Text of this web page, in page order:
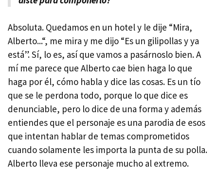
Absoluta. Quedamos en un hotel y le dije “Mira,
Alberto...“, me mira y me dijo “Es un gilipollas y ya
está”. Sí, lo es, así que vamos a pasárnoslo bien. A
mí me parece que Alberto cae bien haga lo que
haga por él, cómo habla y dice las cosas. Es un tío
que se le perdona todo, porque lo que dice es
denunciable, pero lo dice de una forma y además
entiendes que el personaje es una parodia de esos
que intentan hablar de temas comprometidos
cuando solamente les importa la punta de su polla.
Alberto lleva ese personaje mucho al extremo.